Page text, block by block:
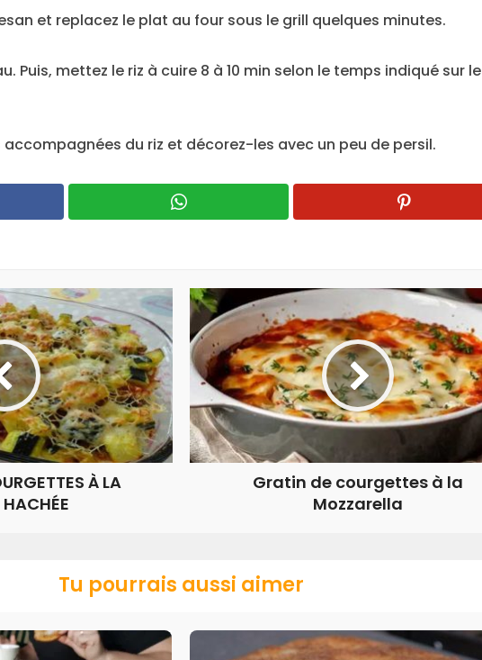
et replacez le plat au four sous le grill quelques minutes.
Puis, mettez le riz à cuire 8 à 10 min selon le temps indiqué sur le
du riz et décorez-les avec un peu de persil.
À LA
Gratin de courgettes à la
Mozzarella
Tu pourrais aussi aimer